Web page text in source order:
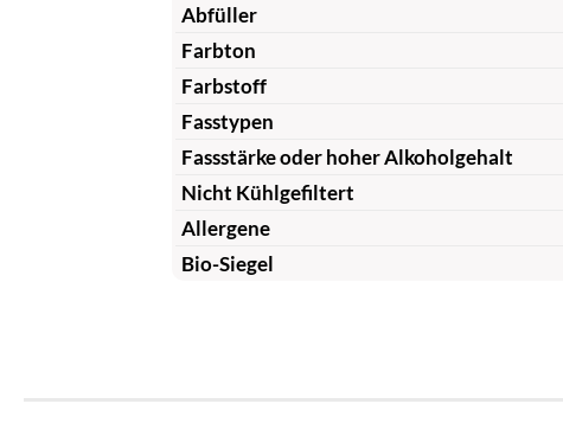
Abfüller
Farbton
Farbstoff
Fasstypen
Fassstärke oder hoher Alkoholgehalt
Nicht Kühlgefiltert
Allergene
Bio-Siegel